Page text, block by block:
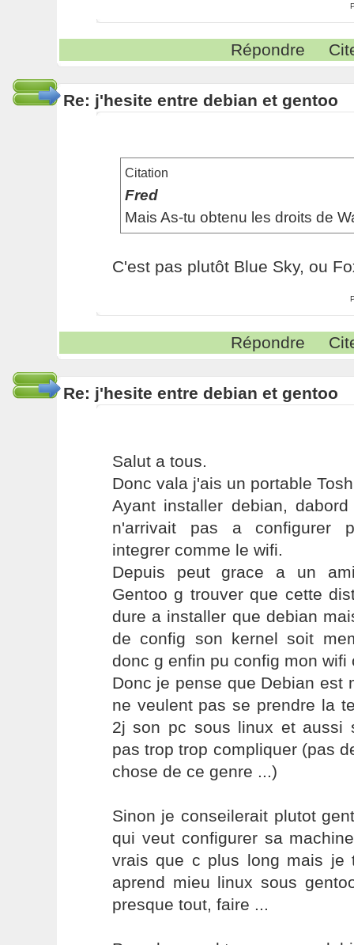
Répondre
Re: j'hesite entre debian et gentoo
Citation
Fred
Mais As-tu obtenu les droits de
C'est pas plutôt Blue Sky, ou
Répondre
Re: j'hesite entre debian et gentoo
Salut a tous.
Donc vala j'ais un portable
Ayant installer debian,
n'arrivait pas a configurer
integrer comme le wifi.
Depuis peut grace a un
Gentoo g trouver que cette
dure a installer que debian
de config son kernel soit
donc g enfin pu config mon
Donc je pense que Debian est
ne veulent pas se prendre la
2j son pc sous linux et aussi
pas trop trop compliquer (pas
chose de ce genre ...)
Sinon je conseilerait plutot
qui veut configurer sa
vrais que c plus long mais je
aprend mieu linux sous
presque tout, faire ...